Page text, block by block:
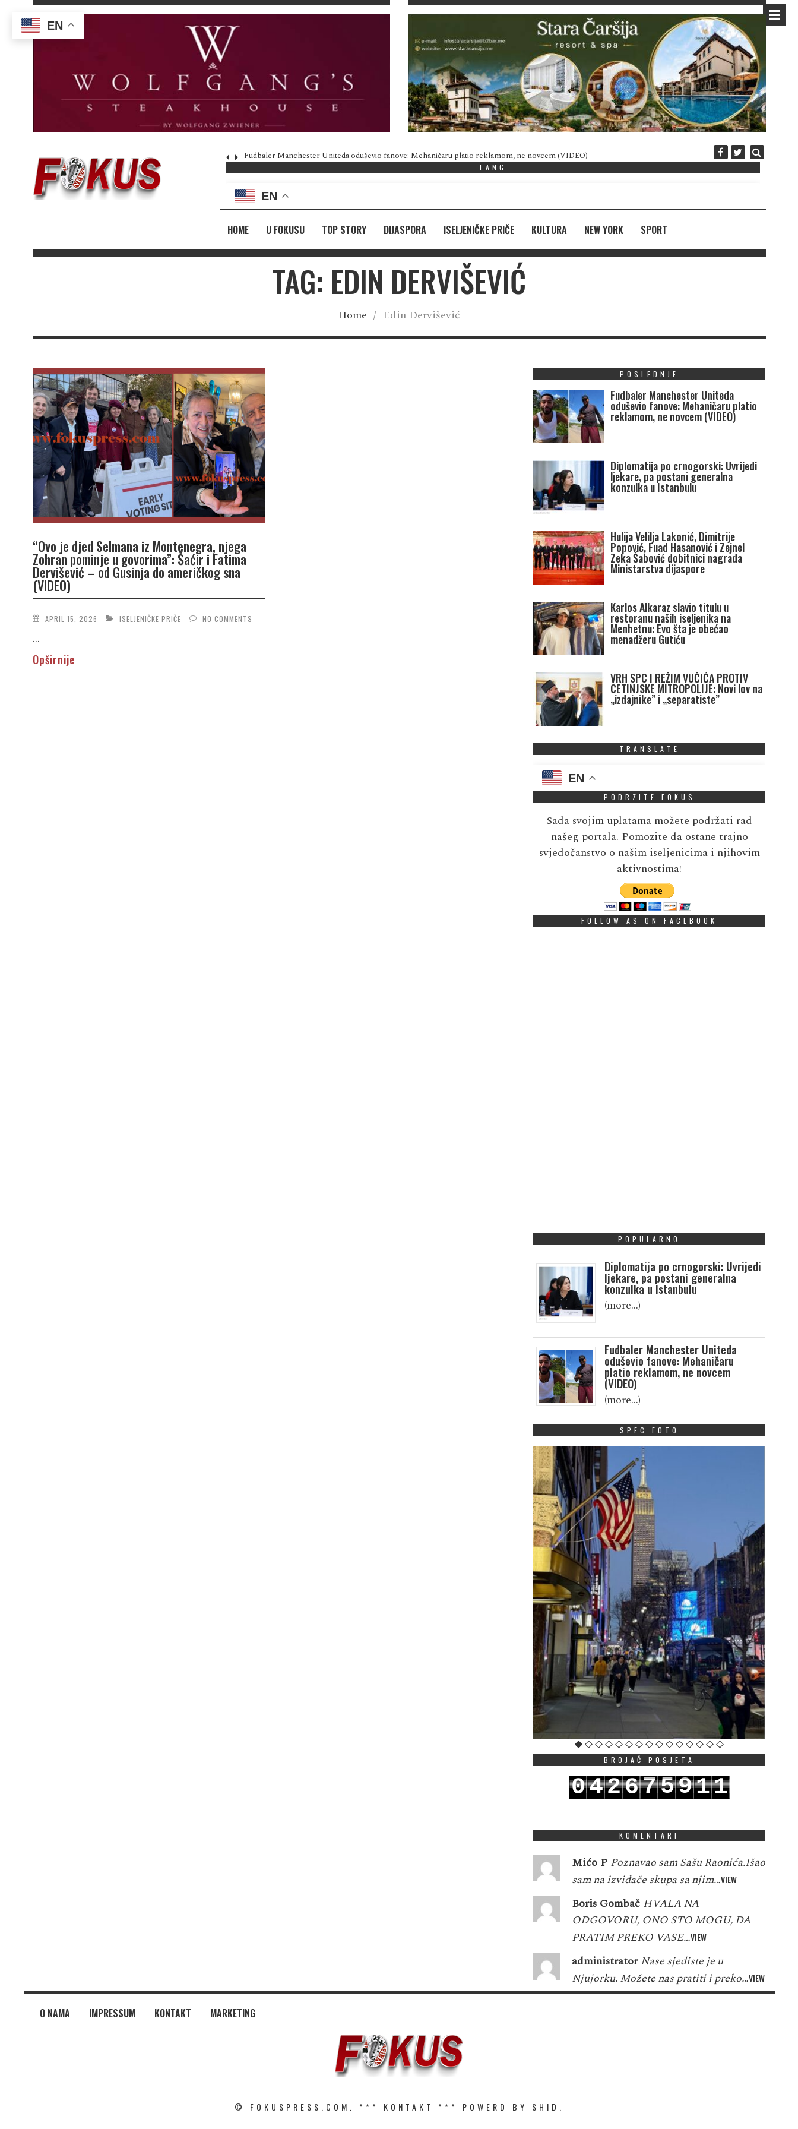
Fudbaler Manchester Uniteda oduševio fanove: Mehaničaru platio reklamom, ne novcem (VIDEO) Diplomatija po
LANG
EN
HOME U FOKUSU TOP STORY DIJASPORA ISELJENIČKE PRIČE KULTURA NEW YORK SPORT
TAG: EDIN DERVIŠEVIĆ
Home / Edin Dervišević
“Ovo je djed Selmana iz Montenegra, njega
Zohran pominje u govorima”: Šaćir i Fatima
Dervišević – od Gusinja do američkog sna
(VIDEO)
APRIL 15, 2026 ISELJENIČKE PRIČE NO COMMENTS
...
Opširnije
POSLEDNJE
Fudbaler Manchester Uniteda
oduševio fanove: Mehaničaru platio
reklamom, ne novcem (VIDEO)
Diplomatija po crnogorski: Uvrijedi
ljekare, pa postani generalna
konzulka u Istanbulu
Hulija Velilja Lakonić, Dimitrije
Popović, Fuad Hasanović i Zejnel
Zeka Šabović dobitnici nagrada
Ministarstva dijaspore
Karlos Alkaraz slavio titulu u
restoranu naših iseljenika na
Menhetnu: Evo šta je obećao
menadžeru Gutiću
VRH SPC I REŽIM VUČIĆA PROTIV
CETINJSKE MITROPOLIJE: Novi lov na
„izdajnike” i „separatiste”
TRANSLATE
EN
PODRZITE FOKUS
Sada svojim uplatama možete podržati rad
našeg portala. Pomozite da ostane trajno
svjedočanstvo o našim iseljenicima i njihovim
aktivnostima!
FOLLOW AS ON FACEBOOK
POPULARNO
Diplomatija po crnogorski: Uvrijedi
ljekare, pa postani generalna
konzulka u Istanbulu
(more…)
Fudbaler Manchester Uniteda
oduševio fanove: Mehaničaru
platio reklamom, ne novcem
(VIDEO)
(more…)
SPEC FOTO
BROJAČ POSJETA
042675911
KOMENTARI
Mićo P Poznavao sam Sašu Raonića.Išao
sam na izviđače skupa sa njim…VIEW
Boris Gombač HVALA NA
ODGOVORU, ONO STO MOGU, DA
PRATIM PREKO VASE…VIEW
administrator Nase sjediste je u
Njujorku. Možete nas pratiti i preko…VIEW
O NAMA IMPRESSUM KONTAKT MARKETING
© FOKUSPRESS.COM. *** KONTAKT *** POWERD BY SHID.
EN